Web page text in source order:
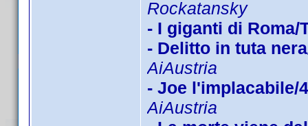
Rockatansky
- I giganti di Roma/
- Delitto in tuta
AiAustria
- Joe l'implacabile/
AiAustria